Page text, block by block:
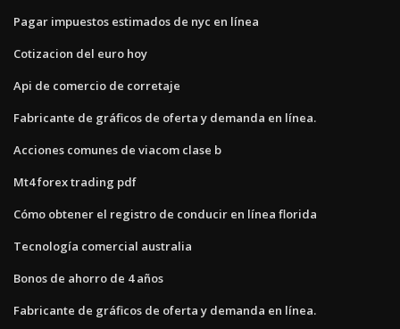
Pagar impuestos estimados de nyc en línea
Cotizacion del euro hoy
Api de comercio de corretaje
Fabricante de gráficos de oferta y demanda en línea.
Acciones comunes de viacom clase b
Mt4 forex trading pdf
Cómo obtener el registro de conducir en línea florida
Tecnología comercial australia
Bonos de ahorro de 4 años
Fabricante de gráficos de oferta y demanda en línea.